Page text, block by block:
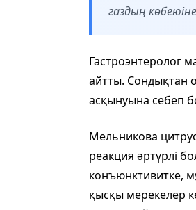
газдың көбеюіне
Гастроэнтеролог
айтты. Сондықтан
асқынуына себеп
Мельникова
реакция әртүрлі
конъюнктивитке,
қысқы мерекелер